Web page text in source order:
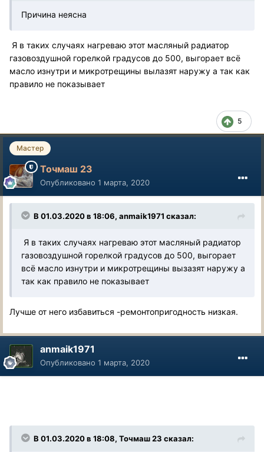
Причина неясна
Я в таких случаях нагреваю этот масляный радиатор
газовоздушной горелкой градусов до 500, выгорает всё
масло изнутри и микротрещины вылазят наружу а так как
правило не показывает
5
Мастер
Точмаш 23
Опубликовано 1 марта, 2020
В 01.03.2020 в 18:06, anmaik1971 сказал:
Я в таких случаях нагреваю этот масляный радиатор
газовоздушной горелкой градусов до 500, выгорает
всё масло изнутри и микротрещины вызазят наружу а
так как правило не показывает
Лучше от него избавиться -ремонтопригодность низкая.
anmaik1971
Опубликовано 1 марта, 2020
В 01.03.2020 в 18:08, Точмаш 23 сказал: